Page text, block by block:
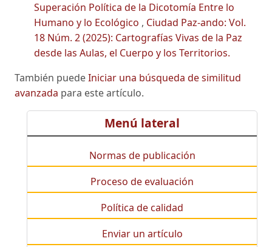
Superación Política de la Dicotomía Entre lo
Humano y lo Ecológico , Ciudad Paz-ando: Vol.
18 Núm. 2 (2025): Cartografías Vivas de la Paz
desde las Aulas, el Cuerpo y los Territorios.
También puedeIniciar una búsqueda de similitud
avanzada para este artículo.
Menú lateral
Normas de publicación
Proceso de evaluación
Política de calidad
Enviar un artículo